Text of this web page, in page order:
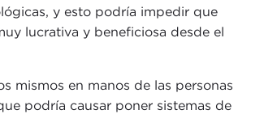
y esto podría impedir que
lucrativa y beneficiosa desde el
mismos en manos de las personas
podría causar poner sistemas de